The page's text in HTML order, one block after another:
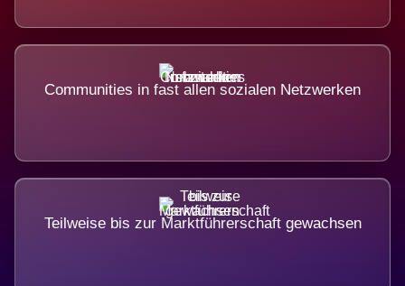
Communities in fast allen sozialen Netzwerken
Teilweise bis zur Marktführerschaft gewachsen